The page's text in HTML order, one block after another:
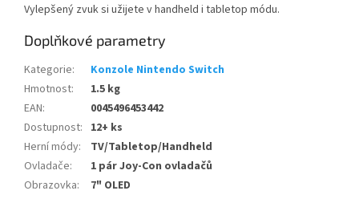
Vylepšený zvuk si užijete v handheld i tabletop módu.
Doplňkové parametry
Kategorie:
Konzole Nintendo Switch
Hmotnost:
1.5 kg
EAN:
0045496453442
Dostupnost: 12+ ks
Herní módy:
TV/Tabletop/Handheld
Ovladače:
1 pár Joy-Con ovladačů
Obrazovka: 7" OLED